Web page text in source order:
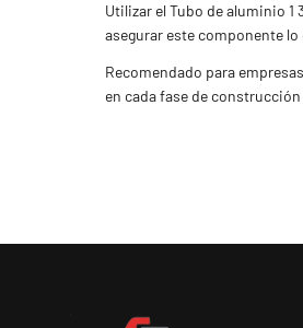
Utilizar el Tubo de aluminio
asegurar este componente
Recomendado para
en cada fase de